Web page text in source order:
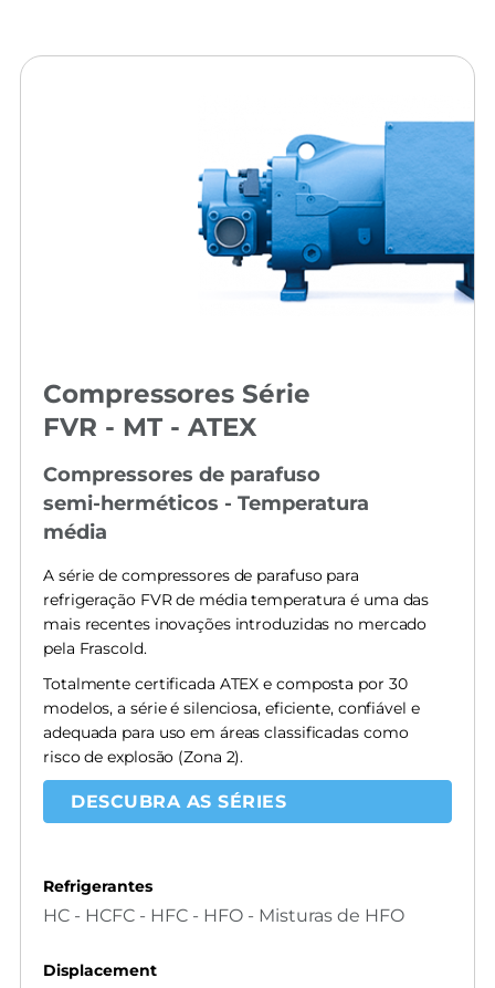
Compressores Série
FVR - MT - ATEX
Compressores de parafuso
semi-herméticos - Temperatura
média
A série de compressores de parafuso para
refrigeração FVR de média temperatura é uma das
mais recentes inovações introduzidas no mercado
pela Frascold.
Totalmente certificada ATEX e composta por 30
modelos, a série é silenciosa, eficiente, confiável e
adequada para uso em áreas classificadas como
risco de explosão (Zona 2).
DESCUBRA AS SÉRIES
Refrigerantes
HC - HCFC - HFC - HFO - Misturas de HFO
Displacement